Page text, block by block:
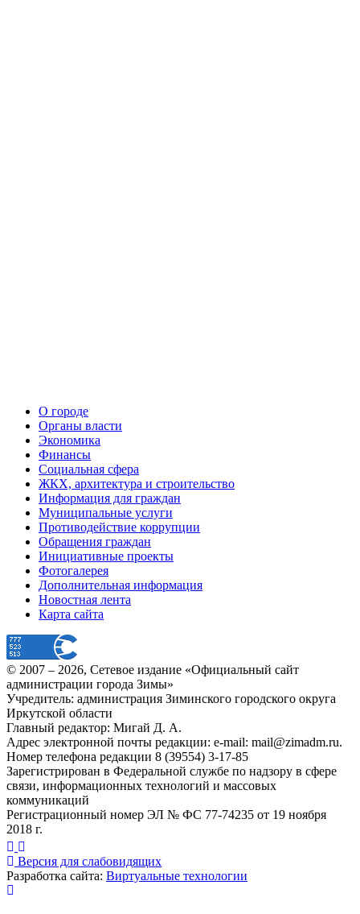
О городе
Органы власти
Экономика
Финансы
Социальная сфера
ЖКХ, архитектура и строительство
Информация для граждан
Муниципальные услуги
Противодействие коррупции
Обращения граждан
Инициативные проекты
Фотогалерея
Дополнительная информация
Новостная лента
Карта сайта
© 2007 – 2026, Сетевое издание «Официальный сайт
администрации города Зимы»
Учредитель: администрация Зиминского городского округа
Иркутской области
Главный редактор: Мигай Д. А.
Адрес электронной почты редакции: e-mail: mail@zimadm.ru.
Номер телефона редакции 8 (39554) 3-17-85
Зарегистрирован в Федеральной службе по надзору в сфере
связи, информационных технологий и массовых
коммуникаций
Регистрационный номер ЭЛ № ФС 77-74235 от 19 ноября
2018 г.
Версия для слабовидящих
Разработка сайта: Виртуальные технологии